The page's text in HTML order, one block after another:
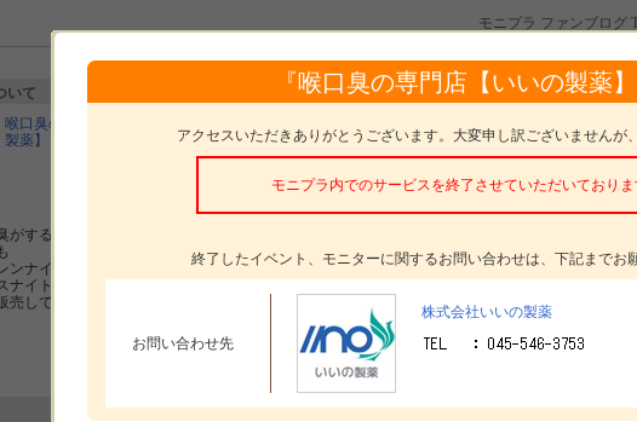
モニプラ ファンブログ
『喉口臭の専門店【いいの製薬】
アクセスいただきありがとうございます。大変申し訳ございませんが
モニプラ内でのサービスを終了させていただいておりま
終了したイベント、モニターに関するお問い合わせは、下記までお
お問い合わせ先
株式会社いいの製薬
イト】を試してみ…
モニター数：
10名
発表日：
2022年2月4日(金)
クリスマスパーティーやデート前に！【ルブレンナ
はバッチリ！
モニター数：
いて
喉口臭の専門店【いいの
製薬】
がする、口の奥が汚れ
ンナイト、スクラブレ
ナイト、ルブレン喉・
売しています。